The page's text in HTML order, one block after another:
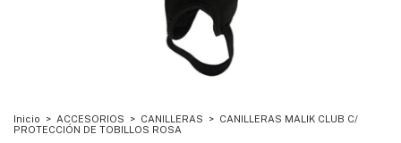
Inicio > ACCESORIOS > CANILLERAS > CANILLERAS MALIK CLUB C/
PROTECCIÓN DE TOBILLOS ROSA